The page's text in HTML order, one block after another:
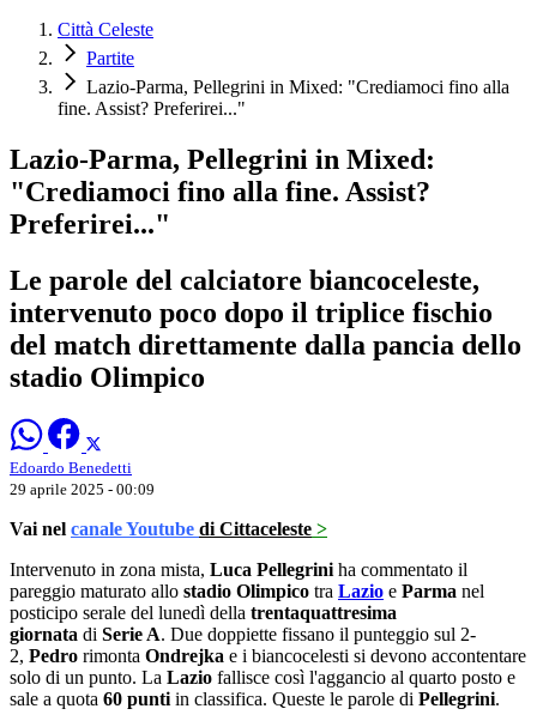
Città Celeste
Partite
Lazio-Parma, Pellegrini in Mixed: "Crediamoci fino alla
fine. Assist? Preferirei..."
Lazio-Parma, Pellegrini in Mixed:
"Crediamoci fino alla fine. Assist?
Preferirei..."
Le parole del calciatore biancoceleste,
intervenuto poco dopo il triplice fischio
del match direttamente dalla pancia dello
stadio Olimpico
Edoardo Benedetti
29 aprile 2025 - 00:09
Vai nel canale Youtube di Cittaceleste >
Intervenuto in zona mista, Luca Pellegrini ha commentato il
pareggio maturato allo stadio Olimpico tra Lazio e Parma nel
posticipo serale del lunedì della trentaquattresima
giornata di Serie A. Due doppiette fissano il punteggio sul 2-
2, Pedro rimonta Ondrejka e i biancocelesti si devono accontentare
solo di un punto. La Lazio fallisce così l'aggancio al quarto posto e
sale a quota 60 punti in classifica. Queste le parole di Pellegrini.